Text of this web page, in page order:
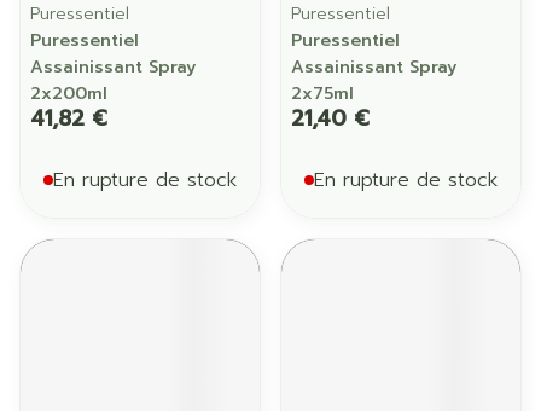
Puressentiel
Puressentiel
Assainissant Spray
2x200ml
41,82 €
En rupture de stock
Puressentiel
Puressentiel
Assainissant Spray
2x75ml
21,40 €
En rupture de stock